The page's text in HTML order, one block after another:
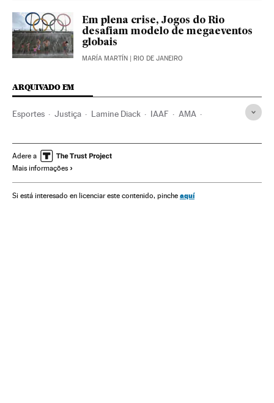
Em plena crise, Jogos do Rio
desafiam modelo de megaeventos
globais
MARÍA MARTÍN | RIO DE JANEIRO
ARQUIVADO EM
Esportes Justiça Lamine Diack IAAF AMA
Jogos Olímpicos Organizações desportivas
Adere a
Mais informações
Si está interesado en licenciar este contenido, pinche aquí